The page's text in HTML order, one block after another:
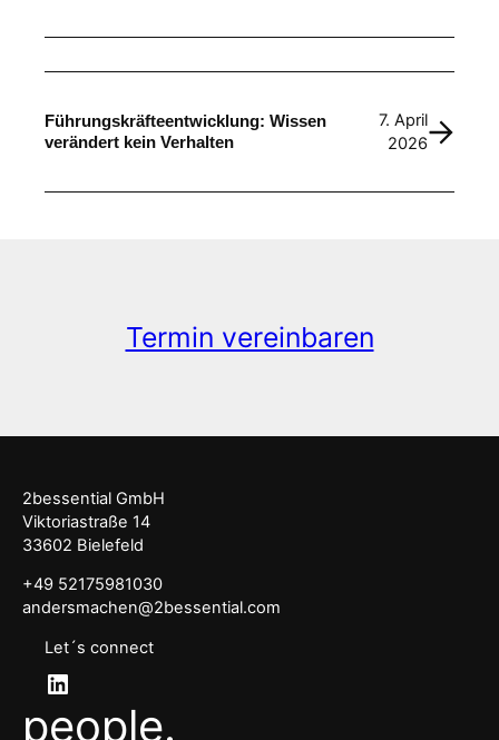
Führungskräfteentwicklung: Wissen
verändert kein Verhalten
7. April
2026
Termin vereinbaren
2bessential GmbH
Viktoriastraße 14
33602 Bielefeld
+49 52175981030
andersmachen@2bessential.com
Let´s connect
LinkedIn
people.